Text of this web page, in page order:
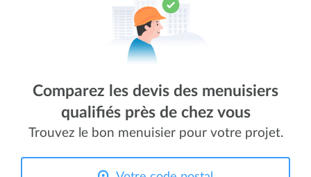
Comparez les devis des menuisiers
qualifiés près de chez vous
Trouvez le bon menuisier pour votre projet.